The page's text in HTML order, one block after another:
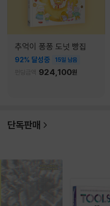
추억이 퐁퐁 도넛 빵집
92% 달성중 15일 남음
펀딩금액 924,100원
단독판매